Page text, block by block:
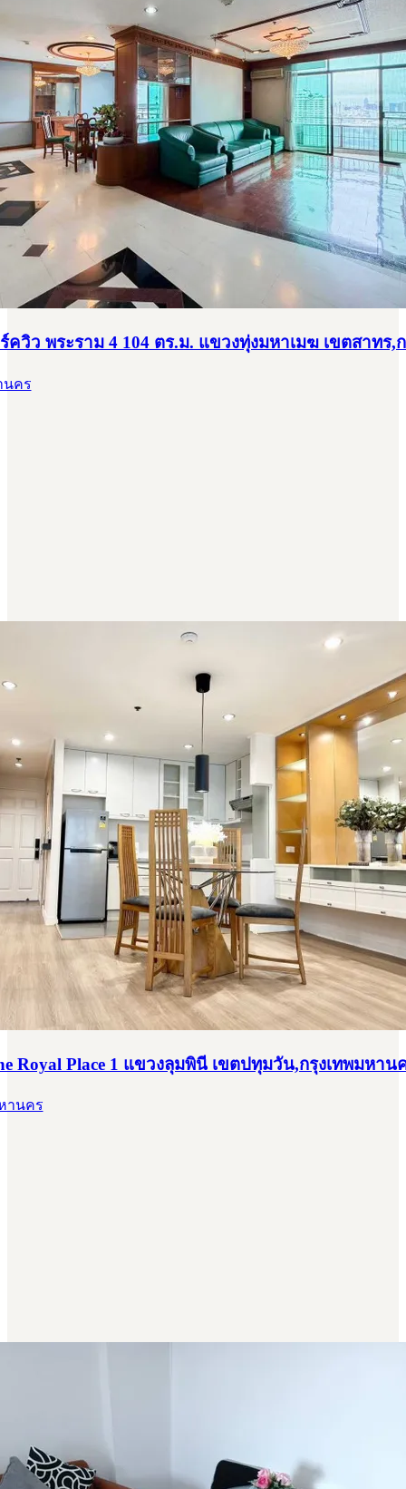
ควิว พระราม 4 104 ตร.ม. แขวงทุ่งมหาเมฆ เขตสาทร,
นคร
Royal Place 1 แขวงลุมพินี เขตปทุมวัน,กรุงเทพมหาน
านคร